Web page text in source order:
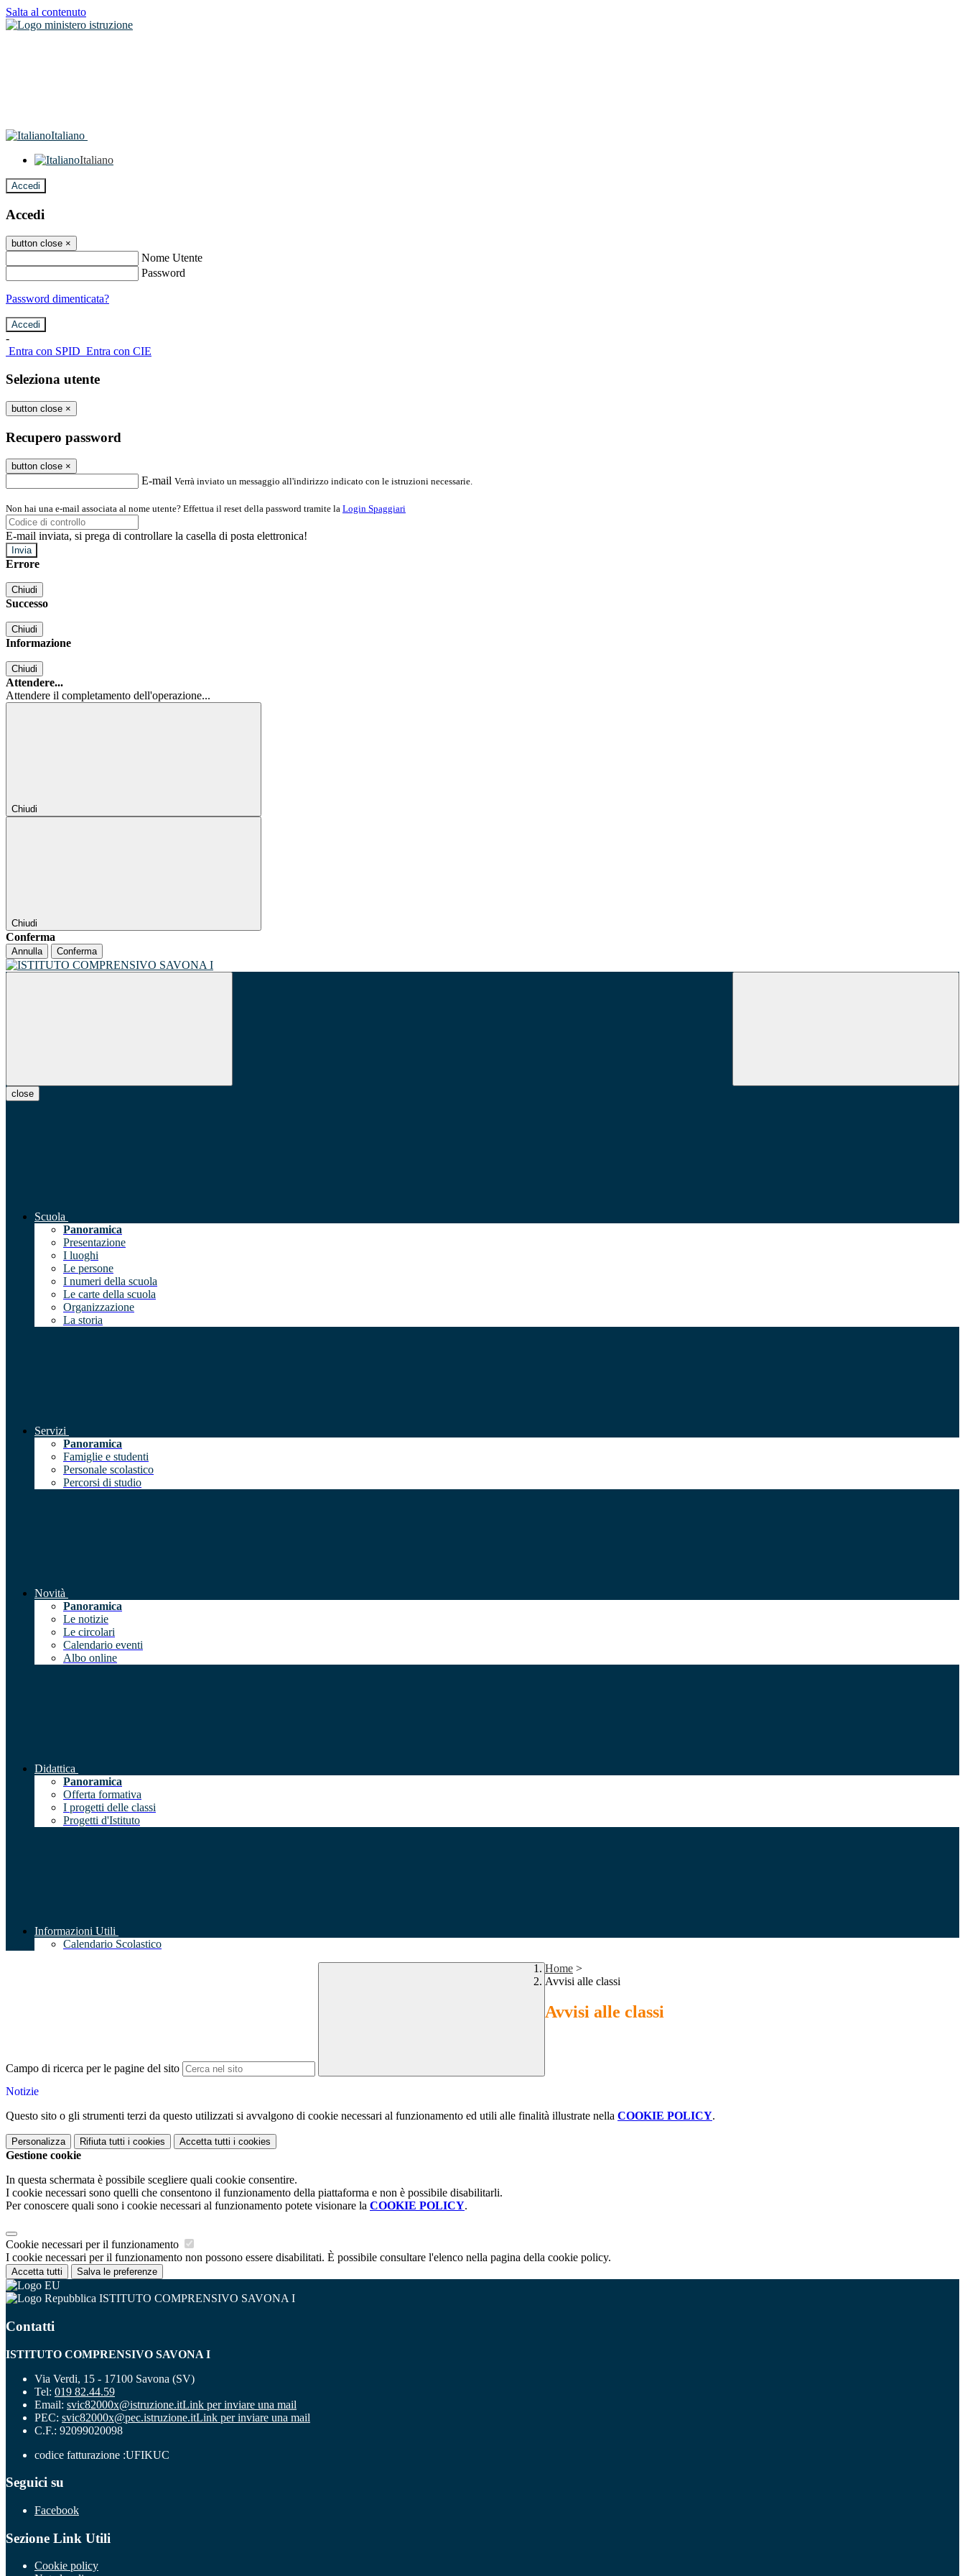
Salta al contenuto
Italiano
Italiano
Accedi
Accedi
button close ×
Nome Utente
Password
Password dimenticata?
-
Entra con SPID Entra con CIE
Seleziona utente
button close ×
Recupero password
button close ×
E-mail Verrà inviato un messaggio all'indirizzo indicato con le istruzioni necessarie.
Non hai una e-mail associata al nome utente? Effettua il reset della password tramite la Login Spaggiari
E-mail inviata, si prega di controllare la casella di posta elettronica!
Errore
Chiudi
Successo
Chiudi
Informazione
Chiudi
Attendere...
Attendere il completamento dell'operazione...
Chiudi
Chiudi
Conferma
Annulla Conferma
close
Scuola
Panoramica
Presentazione
I luoghi
Le persone
I numeri della scuola
Le carte della scuola
Organizzazione
La storia
Servizi
Panoramica
Famiglie e studenti
Personale scolastico
Percorsi di studio
Novità
Panoramica
Le notizie
Le circolari
Calendario eventi
Albo online
Didattica
Panoramica
Offerta formativa
I progetti delle classi
Progetti d'Istituto
Informazioni Utili
Calendario Scolastico
Campo di ricerca per le pagine del sito
Home >
Avvisi alle classi
Avvisi alle classi
Notizie
Questo sito o gli strumenti terzi da questo utilizzati si avvalgono di cookie necessari al funzionamento ed utili alle finalità illustrate nella COOKIE POLICY.
Personalizza Rifiuta tutti i cookies Accetta tutti i cookies
Gestione cookie
In questa schermata è possibile scegliere quali cookie consentire.
I cookie necessari sono quelli che consentono il funzionamento della piattaforma e non è possibile disabilitarli.
Per conoscere quali sono i cookie necessari al funzionamento potete visionare la COOKIE POLICY.
Cookie necessari per il funzionamento
I cookie necessari per il funzionamento non possono essere disabilitati. È possibile consultare l'elenco nella pagina della cookie policy.
Accetta tutti Salva le preferenze
ISTITUTO COMPRENSIVO SAVONA I
Contatti
ISTITUTO COMPRENSIVO SAVONA I
Via Verdi, 15 - 17100 Savona (SV)
Tel: 019 82.44.59
Email: svic82000x@istruzione.itLink per inviare una mail
PEC: svic82000x@pec.istruzione.itLink per inviare una mail
C.F.: 92099020098
codice fatturazione :UFIKUC
Seguici su
Facebook
Sezione Link Utili
Cookie policy